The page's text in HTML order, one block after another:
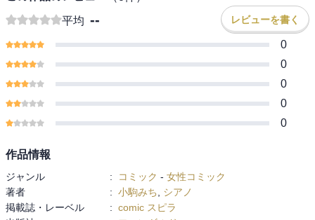
平均 -- レビューを書く
0
0
0
0
0
作品情報
ジャンル : コミック - 女性コミック
著者
: 小駒みち
シアノ
掲載誌・レーベル
: comic スピラ